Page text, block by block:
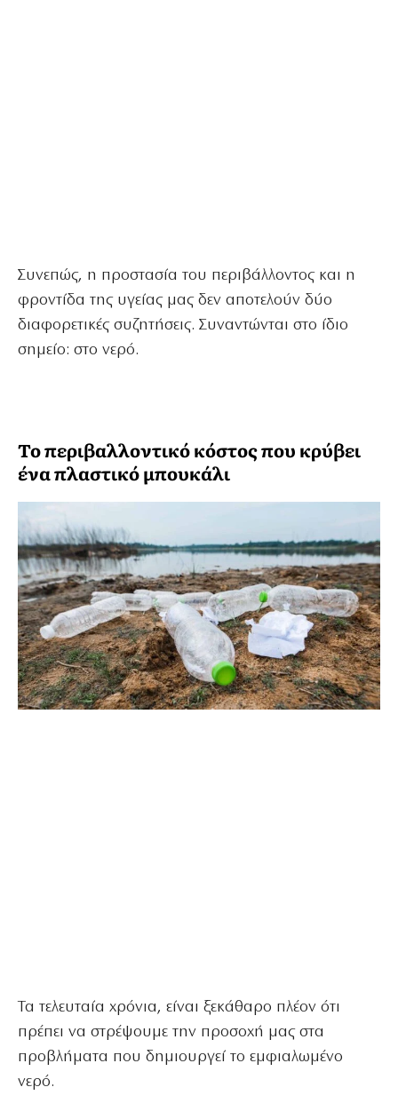
Συνεπώς, η προστασία του περιβάλλοντος και η
φροντίδα της υγείας μας δεν αποτελούν δύο
διαφορετικές συζητήσεις. Συναντώνται στο ίδιο
σημείο: στο νερό.
Το περιβαλλοντικό κόστος που κρύβει
ένα πλαστικό μπουκάλι
Τα τελευταία χρόνια, είναι ξεκάθαρο πλέον ότι
πρέπει να στρέψουμε την προσοχή μας στα
προβλήματα που δημιουργεί το εμφιαλωμένο
νερό.